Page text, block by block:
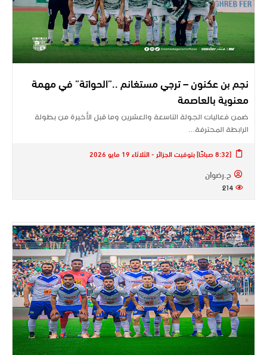
نجم بن عكنون – ترجي مستغانم ..”الحواتة” في مهمة
معنوية بالعاصمة
ضمن فعاليات الجولة التاسعة والعشرين وما قبل الأخيرة من بطولة
الرابطة المحترفة…
[8:32 صباحًا] بتوقيت الجزائر - الثلاثاء 19 مايو 2026
ح.رضوان
214